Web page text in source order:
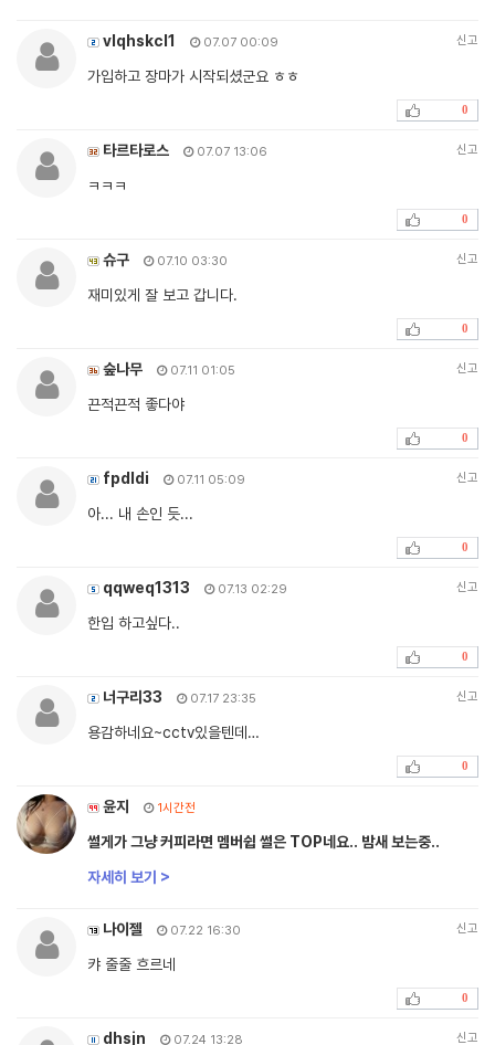
vlqhskcl1 07.07 00:09 신고
가입하고 장마가 시작되셨군요 ㅎㅎ
0
타르타로스 07.07 13:06 신고
ㅋㅋㅋ
0
슈구 07.10 03:30 신고
재미있게 잘 보고 갑니다.
0
숲나무 07.11 01:05 신고
끈적끈적 좋다야
0
fpdldi 07.11 05:09 신고
아... 내 손인 듯...
0
qqweq1313 07.13 02:29 신고
한입 하고싶다..
0
너구리33 07.17 23:35 신고
용감하네요~cctv있을텐데…
0
윤지 1시간전
썰게가 그냥 커피라면 멤버쉽 썰은 TOP네요.. 밤새 보는중..
자세히 보기 >
나이젤 07.22 16:30 신고
캬 줄줄 흐르네
0
dhsjn 07.24 13:28 신고